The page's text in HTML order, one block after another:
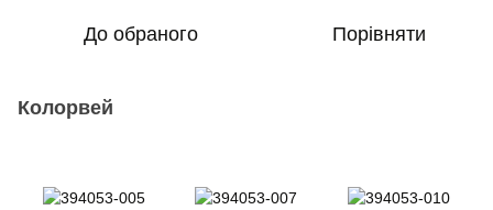
До обраного Порівняти
Колорвей